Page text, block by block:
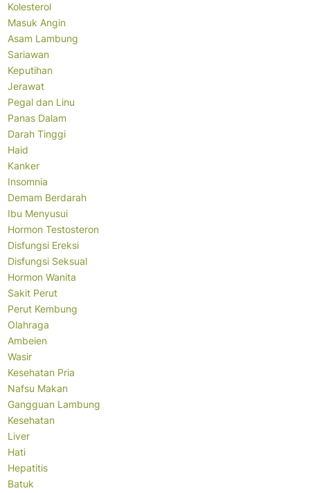
Kolesterol
Masuk Angin
Asam Lambung
Sariawan
Keputihan
Jerawat
Pegal dan Linu
Panas Dalam
Darah Tinggi
Haid
Kanker
Insomnia
Demam Berdarah
Ibu Menyusui
Hormon Testosteron
Disfungsi Ereksi
Disfungsi Seksual
Hormon Wanita
Sakit Perut
Perut Kembung
Olahraga
Ambeien
Wasir
Kesehatan Pria
Nafsu Makan
Gangguan Lambung
Kesehatan
Liver
Hati
Hepatitis
Batuk